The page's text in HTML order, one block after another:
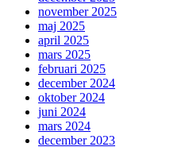
november 2025
maj 2025
april 2025
mars 2025
februari 2025
december 2024
oktober 2024
juni 2024
mars 2024
december 2023